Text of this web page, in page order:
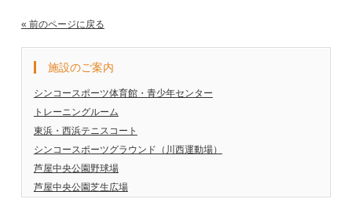
« 前のページに戻る
施設のご案内
シンコースポーツ体育館・青少年センター
トレーニングルーム
東浜・西浜テニスコート
シンコースポーツグラウンド（川西運動場）
芦屋中央公園野球場
芦屋中央公園芝生広場